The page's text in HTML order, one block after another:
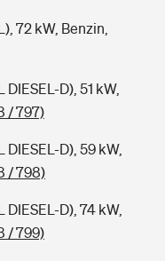
72 kW, Benzin,
D), 51 kW,
/ 797)
DIESEL-D), 59 kW,
/ 798)
DIESEL-D), 74 kW,
/ 799)